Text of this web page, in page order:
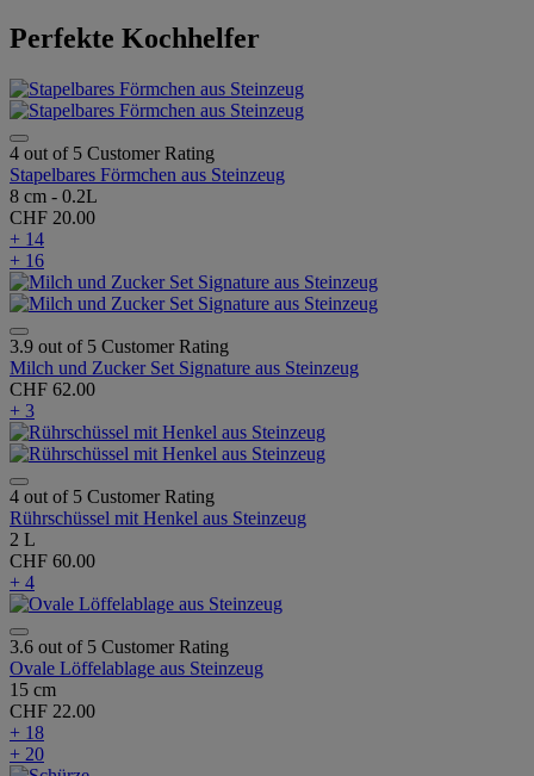
Perfekte Kochhelfer
4 out of 5 Customer Rating
Stapelbares Förmchen aus Steinzeug
8 cm - 0.2L
CHF 20.00
+ 14
+ 16
3.9 out of 5 Customer Rating
Milch und Zucker Set Signature aus Steinzeug
CHF 62.00
+ 3
4 out of 5 Customer Rating
Rührschüssel mit Henkel aus Steinzeug
2 L
CHF 60.00
+ 4
3.6 out of 5 Customer Rating
Ovale Löffelablage aus Steinzeug
15 cm
CHF 22.00
+ 18
+ 20